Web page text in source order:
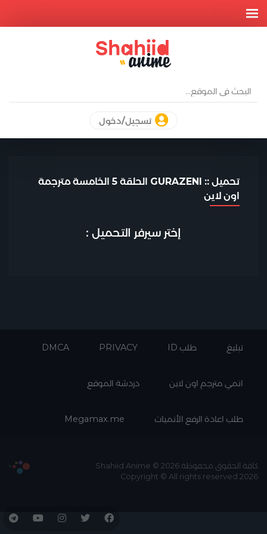
تسجيل/دخول
تحميل :: GURAZENI الحلقة 5 الخامسة مترجمة
اون لاين
إختر سيرفر التحميل :
تبليغ طلب ID PRIVACY
DMCA
انمي مترجم اون لاين دردشة الموقع
طلب اعادة الرفع الأنميات Megamax.me
كافة الحقوق محفوظة Shahiid Anime © 2026
Copyright © All rights reserved 2026